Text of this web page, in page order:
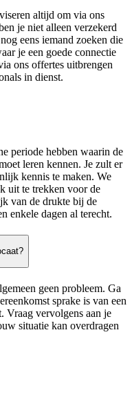
altijd om via ons
je niet alleen verzekerd
eens iemand zoeken die
je een goede connectie
ons offertes uitbrengen
in dienst.
periode hebben waarin de
leren kennen. Je zult er
kennis te maken. We
uit te trekken voor de
van de drukte bij de
enkele dagen al terecht.
geen probleem. Ga
sprake is van een
Vraag vervolgens aan je
situatie kan overdragen